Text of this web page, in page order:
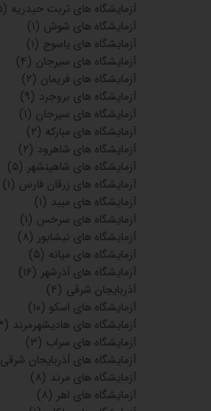
آزمایشگاه های تربت حیدریه (۵)
آزمایشگاه های شوش (۱)
آزمایشگاه های یاسوج (۱)
آزمایشگاه های سیرجان (۴)
آزمایشگاه های فریمان (۲)
آزمایشگاه های بروجرد (۹)
آزمایشگاه های سیرجان (۱)
آزمایشگاه های مبارکه (۲)
آزمایشگاه های شاهرود (۲)
آزمایشگاه های شاهینشهر (۵)
آزمایشگاه های زرقان فارس (۱)
آزمایشگاه های میبد (۱)
آزمایشگاه های سرخس (۱)
آزمایشگاه های نیشابور (۸)
آزمایشگاه های میانه (۵)
آزمایشگاه های آذرشهر (۱۶)
آذربایجان شرقی (۴)
آزمایشگاه های اسکو (۱۰)
آزمایشگاه های هادیشهرمرند (۳)
آزمایشگاه های سراب (۳)
آزمایشگاه های آذربایجان شرقی
آزمایشگاه های مرند (۸)
آزمایشگاه های اهر (۸)